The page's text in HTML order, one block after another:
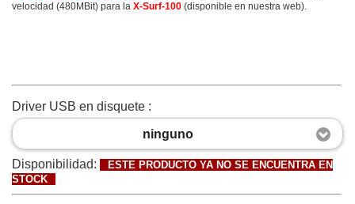
velocidad (480MBit) para la X-Surf-100 (disponible en nuestra web).
Driver USB en disquete :
ninguno
Disponibilidad:
ESTE PRODUCTO YA NO SE ENCUENTRA EN
STOCK